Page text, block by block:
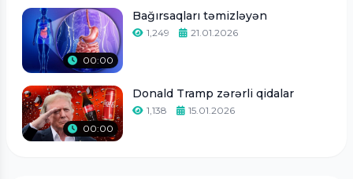
00:00
Bağırsaqları təmizləyən
1,249 21.01.2026
00:00
Donald Tramp zərərli qidalar
1,138 15.01.2026